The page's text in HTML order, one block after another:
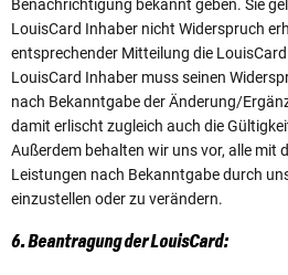
Benachrichtigung bekannt geben. Sie
LouisCard Inhaber nicht Widerspruch
entsprechender Mitteilung die
LouisCard Inhaber muss seinen
nach Bekanntgabe der Änderung/
damit erlischt zugleich auch die
Außerdem behalten wir uns vor, alle mit
Leistungen nach Bekanntgabe durch
einzustellen oder zu verändern.
6. Beantragung der LouisCard: